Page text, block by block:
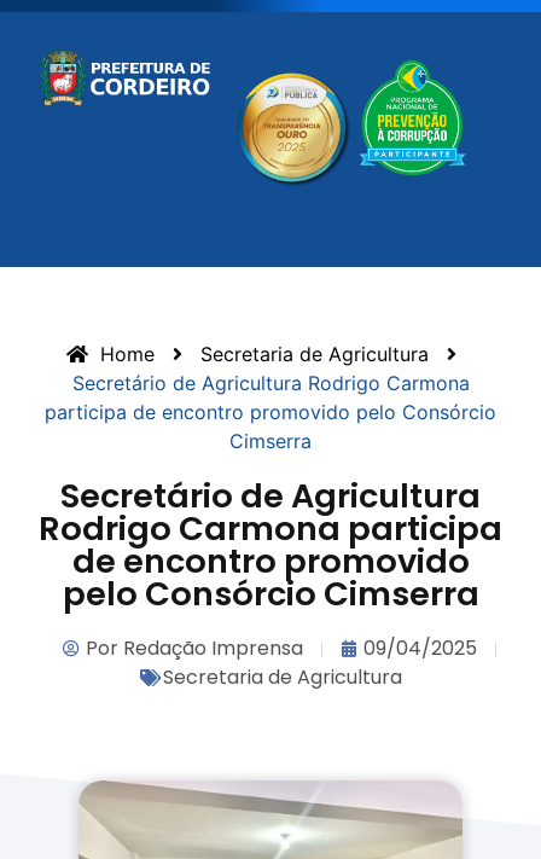
Home
Secretaria de Agricultura
Secretário de Agricultura Rodrigo Carmona
participa de encontro promovido pelo Consórcio
Cimserra
Secretário de Agricultura
Rodrigo Carmona participa
de encontro promovido
pelo Consórcio Cimserra
Por Redação Imprensa
09/04/2025
Secretaria de Agricultura